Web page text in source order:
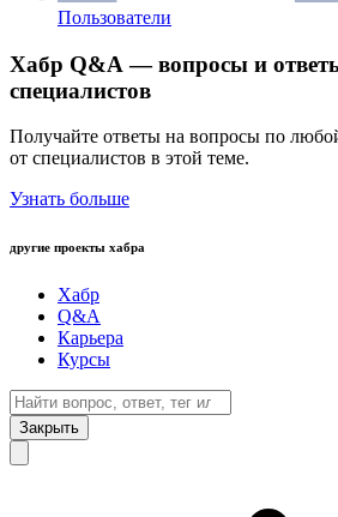
Пользователи
Хабр Q&A — вопросы и
специалистов
Получайте ответы на вопросы по
от специалистов в этой теме.
Узнать больше
другие проекты хабра
Хабр
Q&A
Карьера
Курсы
Закрыть